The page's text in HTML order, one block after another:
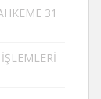
31